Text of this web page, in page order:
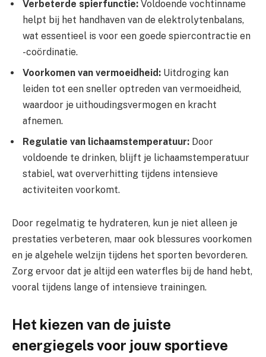
Verbeterde spierfunctie: Voldoende vochtinname
helpt bij het handhaven van de elektrolytenbalans,
wat essentieel is voor een goede spiercontractie en
-coördinatie.
Voorkomen van vermoeidheid: Uitdroging kan
leiden tot een sneller optreden van vermoeidheid,
waardoor je uithoudingsvermogen en kracht
afnemen.
Regulatie van lichaamstemperatuur: Door
voldoende te drinken, blijft je lichaamstemperatuur
stabiel, wat oververhitting tijdens intensieve
activiteiten voorkomt.
Door regelmatig te hydrateren, kun je niet alleen je
prestaties verbeteren, maar ook blessures voorkomen
en je algehele welzijn tijdens het sporten bevorderen.
Zorg ervoor dat je altijd een waterfles bij de hand hebt,
vooral tijdens lange of intensieve trainingen.
Het kiezen van de juiste
energiegels voor jouw sportieve